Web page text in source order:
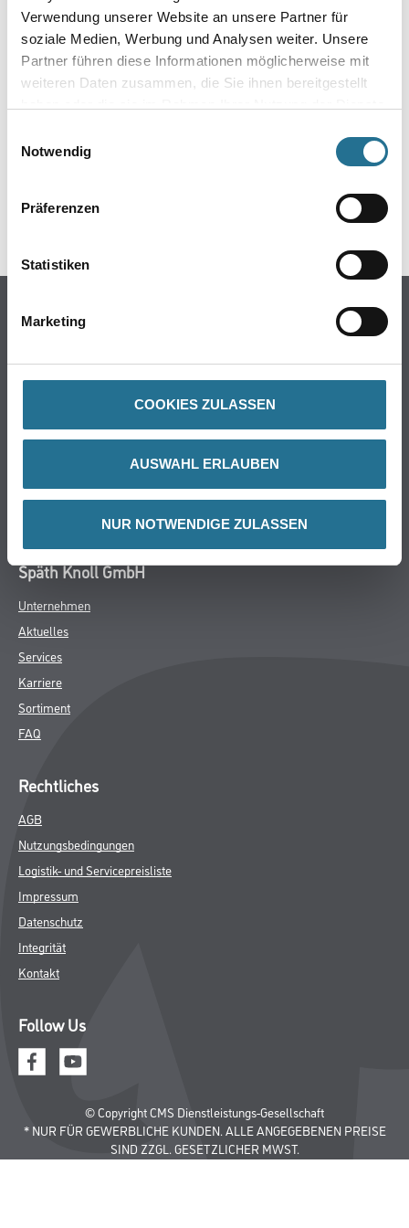
Verwendung unserer Website an unsere Partner für
soziale Medien, Werbung und Analysen weiter. Unsere
Partner führen diese Informationen möglicherweise mit
weiteren Daten zusammen, die Sie ihnen bereitgestellt
Notwendig
Präferenzen
Statistiken
Marketing
COOKIES ZULASSEN
AUSWAHL ERLAUBEN
NUR NOTWENDIGE ZULASSEN
WDV-Systeme
Bodenbeläge
Wand- & Deckenbeläge
Werkzeug & Maschinen
Verbrauchsmaterialien
Späth Knoll GmbH
Unternehmen
Aktuelles
Services
Karriere
Sortiment
FAQ
Rechtliches
AGB
Nutzungsbedingungen
Logistik- und Servicepreisliste
Impressum
Datenschutz
Integrität
Kontakt
Follow Us
© Copyright CMS Dienstleistungs-Gesellschaft
* NUR FÜR GEWERBLICHE KUNDEN. ALLE ANGEGEBENEN PREISE
SIND ZZGL. GESETZLICHER MWST.